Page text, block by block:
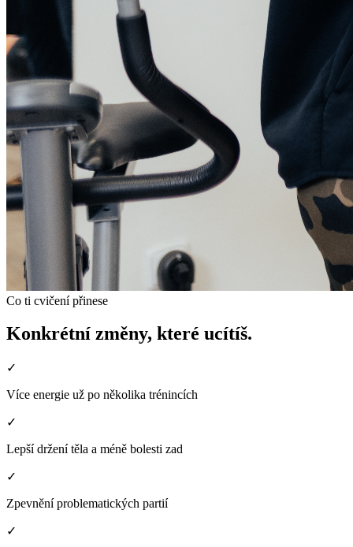
Co ti cvičení přinese
Konkrétní změny, které ucítíš.
✓
Více energie už po několika trénincích
✓
Lepší držení těla a méně bolesti zad
✓
Zpevnění problematických partií
✓